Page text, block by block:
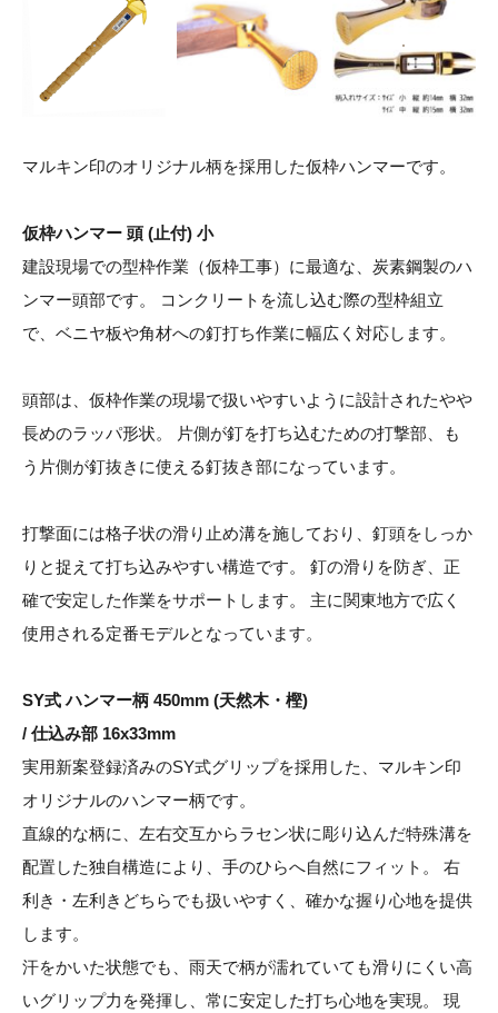
マルキン印のオリジナル柄を採用した仮枠ハンマーです。
仮枠ハンマー 頭 (止付) 小
建設現場での型枠作業（仮枠工事）に最適な、炭素鋼製のハ
ンマー頭部です。 コンクリートを流し込む際の型枠組立
で、ベニヤ板や角材への釘打ち作業に幅広く対応します。
頭部は、仮枠作業の現場で扱いやすいように設計されたやや
長めのラッパ形状。 片側が釘を打ち込むための打撃部、も
う片側が釘抜きに使える釘抜き部になっています。
打撃面には格子状の滑り止め溝を施しており、釘頭をしっか
りと捉えて打ち込みやすい構造です。 釘の滑りを防ぎ、正
確で安定した作業をサポートします。 主に関東地方で広く
使用される定番モデルとなっています。
SY式 ハンマー柄 450mm (天然木・樫)
/ 仕込み部 16x33mm
実用新案登録済みのSY式グリップを採用した、マルキン印
オリジナルのハンマー柄です。
直線的な柄に、左右交互からラセン状に彫り込んだ特殊溝を
配置した独自構造により、手のひらへ自然にフィット。 右
利き・左利きどちらでも扱いやすく、確かな握り心地を提供
します。
汗をかいた状態でも、雨天で柄が濡れていても滑りにくい高
いグリップ力を発揮し、常に安定した打ち心地を実現。 現